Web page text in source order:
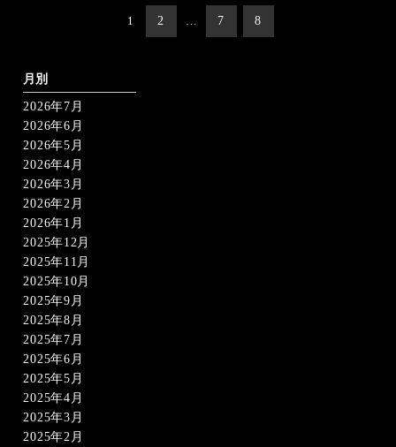
ー
ジ
送
り
1 2 … 7 8
月別
2026年7月
2026年6月
2026年5月
2026年4月
2026年3月
2026年2月
2026年1月
2025年12月
2025年11月
2025年10月
2025年9月
2025年8月
2025年7月
2025年6月
2025年5月
2025年4月
2025年3月
2025年2月